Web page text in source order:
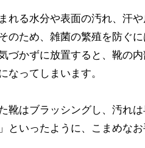
れる水分や表面の汚れ、汗
のため、雑菌の繁殖を防ぐ
づかずに放置すると、靴の
なってしまいます。
靴はブラッシングし、汚れ
といったように、こまめなお